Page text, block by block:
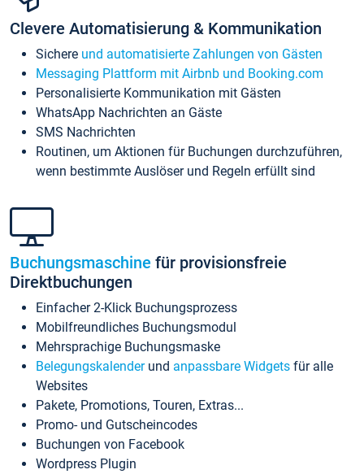
Clevere Automatisierung & Kommunikation
Sichere und automatisierte Zahlungen von Gästen
Messaging Plattform mit Airbnb und Booking.com
Personalisierte Kommunikation mit Gästen
WhatsApp Nachrichten an Gäste
SMS Nachrichten
Routinen, um Aktionen für Buchungen durchzuführen,
wenn bestimmte Auslöser und Regeln erfüllt sind
Buchungsmaschine für provisionsfreie
Direktbuchungen
Einfacher 2-Klick Buchungsprozess
Mobilfreundliches Buchungsmodul
Mehrsprachige Buchungsmaske
Belegungskalenderund anpassbare Widgets für alle
Websites
Pakete, Promotions, Touren, Extras...
Promo- und Gutscheincodes
Buchungen von Facebook
Wordpress Plugin